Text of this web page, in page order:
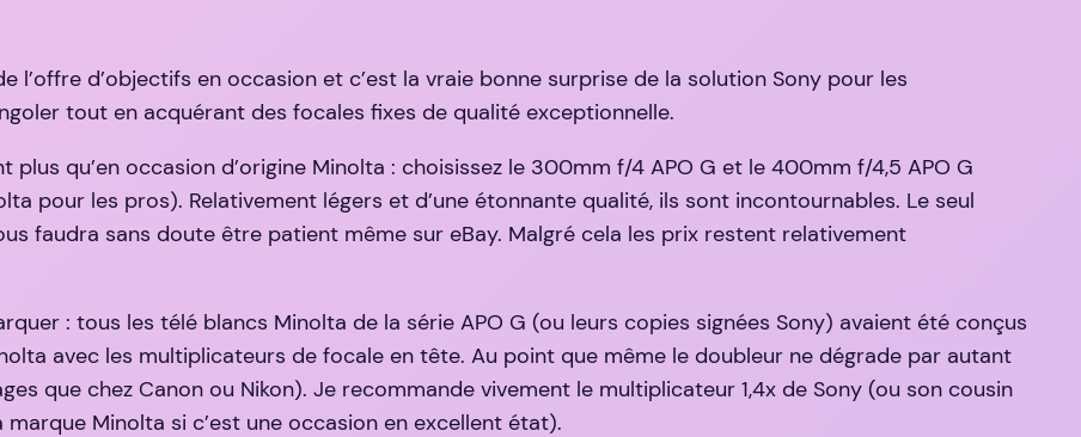
l’offre d’objectifs en occasion et c’est la vraie bonne surprise de la solution Sony pour les
tout en acquérant des focales fixes de qualité exceptionnelle.
qu’en occasion d’origine Minolta : choisissez le 300mm f/4 APO G et le 400mm f/4,5 APO G
pour les pros). Relativement légers et d’une étonnante qualité, ils sont incontournables. Le seul
faudra sans doute être patient même sur eBay. Malgré cela les prix restent relativement
: tous les télé blancs Minolta de la série APO G (ou leurs copies signées Sony) avaient été conçus
avec les multiplicateurs de focale en tête. Au point que même le doubleur ne dégrade par autant
que chez Canon ou Nikon). Je recommande vivement le multiplicateur 1,4x de Sony (ou son cousin
marque Minolta si c’est une occasion en excellent état).